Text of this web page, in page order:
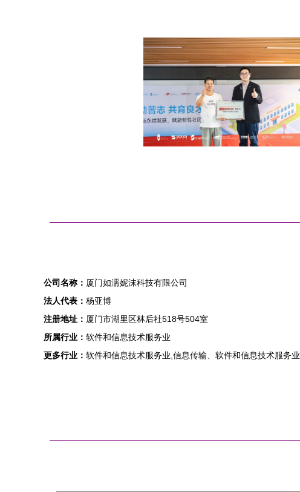
公司名称： 厦门如濡妮沫科技有限公司
法人代表： 杨亚博
注册地址： 厦门市湖里区林后社518号504室
所属行业： 软件和信息技术服务业
更多行业： 软件和信息技术服务业,信息传输、软件和信息技术服务业